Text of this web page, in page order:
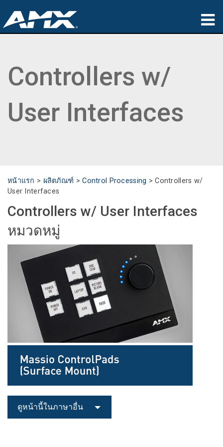
การประยุกต์ใช้
ที่ซื้อสินค้า
เกี่ยวกับ
ภาษา/ภูมิภาค
Controllers w/
User Interfaces
หน้าแรก > ผลิตภัณฑ์ >Control Processing >Controllers w/
User Interfaces
Controllers w/ User Interfaces
หมวดหมู่
ดูหน้านี้ในภาษาอื่น